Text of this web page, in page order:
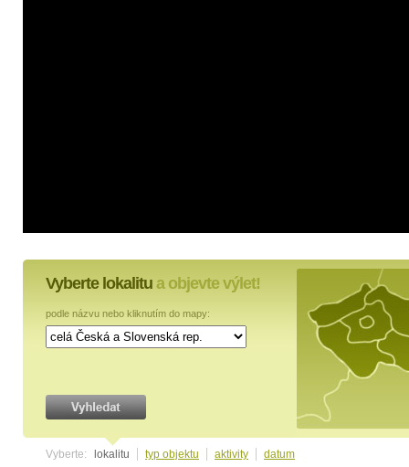
Vyberte lokalitu a objevte výlet!
podle názvu nebo kliknutím do mapy:
Vyberte: lokalitu typ objektu aktivity datum